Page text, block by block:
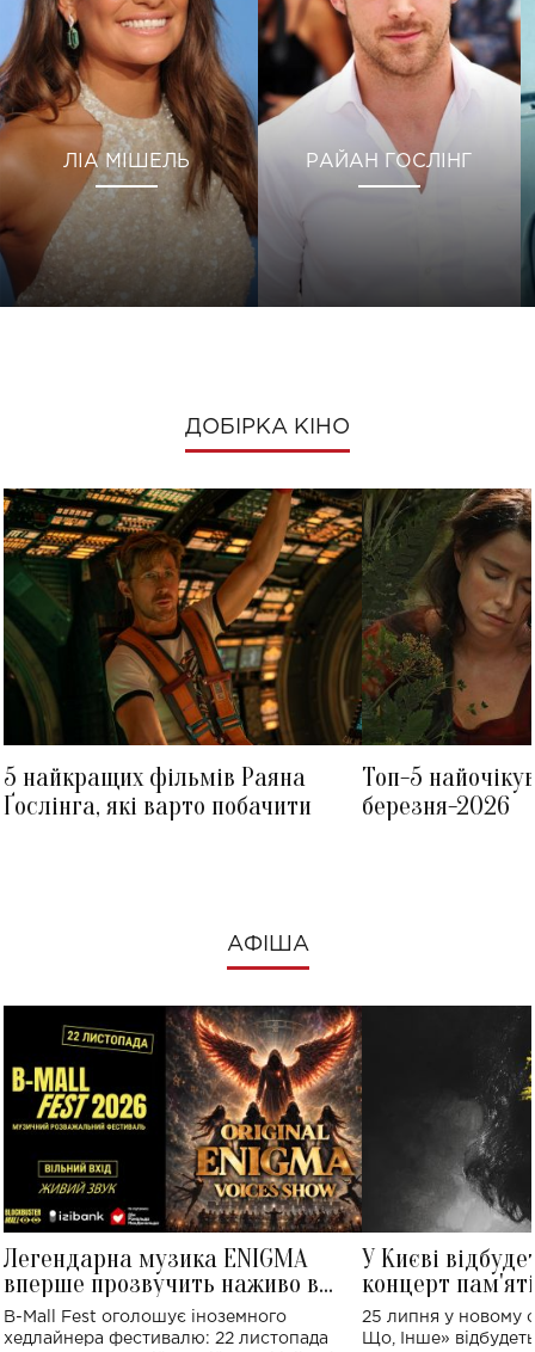
ЛІА МІШЕЛЬ РАЙАН ГОСЛІНГ
ДОБІРКА КІНО
5 найкращих фільмів Раяна
Ґослінга, які варто побачити
Топ-5
березня-2026
АФІША
Легендарна музика ENIGMA
вперше прозвучить наживо в
Україні: де відбудеться концерт
B-Mall Fest оголошує іноземного
хедлайнера фестивалю: 22 листопада
У Києві
концерт
Клименка:
виконають
25 липня у новому
Що, Інше»